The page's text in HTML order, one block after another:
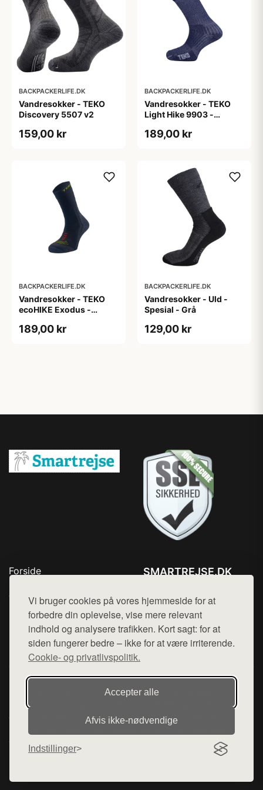
Vi bruger cookies på vores hjemmeside for at
forbedre din oplevelse, vise mere relevant
indhold og analysere trafikken. Kort sagt: for at
siden fungerer bedre – ikke for at være irriterende.
Cookie- og privatlivspolitik.
Accepter alle
Afvis ikke‑nødvendige
Indstillinger
BACKPACKERLIFE.DK
Vandresokker - TEKO
Discovery 5507 v2
159,00 kr
BACKPACKERLIFE.DK
Vandresokker - TEKO
Light Hike 9903 -
189,00 kr
BACKPACKERLIFE.DK
Vandresokker - TEKO
ecoHIKE Exodus -
189,00 kr
BACKPACKERLIFE.DK
Vandresokker - Uld -
Spesial - Grå
129,00 kr
Forside
Top Rabatter
Kontakt
SMARTREJSE.DK
Mail: hej@want.dk
Cookie- og privatlivspolitik
Denne side er en del af want.dk, der udgiver en række
hjemmesider med præsentation af forskellige produkter fra
diverse webshops. Der sælges ikke varer fra denne side - vi
henviser til de shops, som sælger varen. Vi har heller ikke
varerne på lager.